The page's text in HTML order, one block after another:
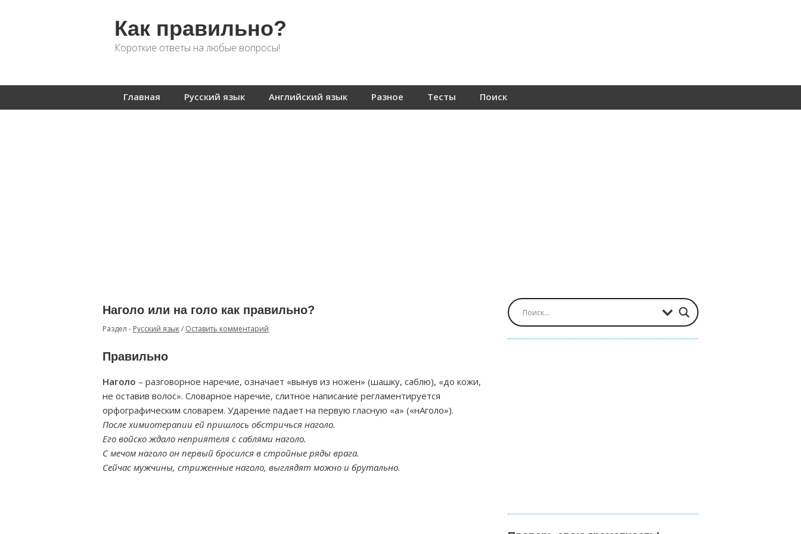
Как правильно?
Короткие ответы на любые вопросы!
Главная Русский язык Английский язык Разное Тесты Поиск
Наголо или на голо как правильно?
Раздел - Русский язык/ Оставить комментарий
Правильно
Наголо – разговорное наречие, означает «вынув из ножен» (шашку, саблю), «до кожи,
не оставив волос». Словарное наречие, слитное написание регламентируется
орфографическим словарем. Ударение падает на первую гласную «а» («нАголо»).
После химиотерапии ей пришлось обстричься наголо.
Его войско ждало неприятеля с саблями наголо.
С мечом наголо он первый бросился в стройные ряды врага.
Сейчас мужчины, стриженные наголо, выглядят можно и брутально.